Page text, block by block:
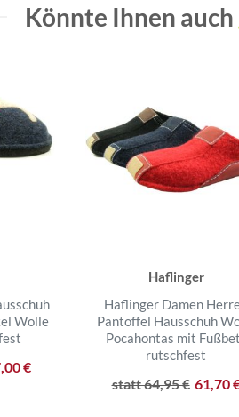
Könnte Ihnen auch
Wolle
€
Haflinger
Haflinger Damen
Pantoffel Hausschuh
Pocahontas mit
rutschfest
statt 64,95 € 61,70